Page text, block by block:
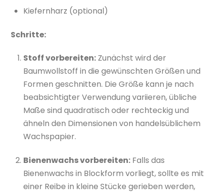
Kiefernharz (optional)
Schritte:
Stoff vorbereiten: Zunächst wird der
Baumwollstoff in die gewünschten Größen und
Formen geschnitten. Die Größe kann je nach
beabsichtigter Verwendung variieren, übliche
Maße sind quadratisch oder rechteckig und
ähneln den Dimensionen von handelsüblichem
Wachspapier.
Bienenwachs vorbereiten: Falls das
Bienenwachs in Blockform vorliegt, sollte es mit
einer Reibe in kleine Stücke gerieben werden,